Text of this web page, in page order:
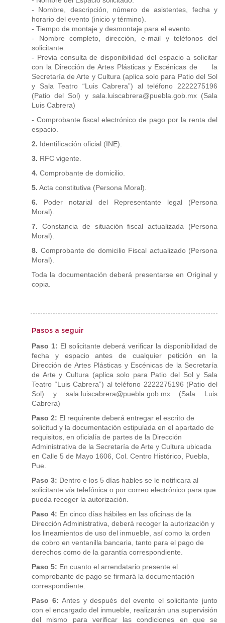
- Nombre, descripción, número de asistentes, fecha y
horario del evento (inicio y término).
- Tiempo de montaje y desmontaje para el evento.
- Nombre completo, dirección, e-mail y teléfonos del
solicitante.
- Previa consulta de disponibilidad del espacio a solicitar
con la Dirección de Artes Plásticas y Escénicas de la
Secretaría de Arte y Cultura (aplica solo para Patio del Sol
y Sala Teatro “Luis Cabrera”) al teléfono 2222275196
(Patio del Sol) y sala.luiscabrera@puebla.gob.mx (Sala
Luis Cabrera)
- Comprobante fiscal electrónico de pago por la renta del
espacio.
2. Identificación oficial (INE).
3. RFC vigente.
4. Comprobante de domicilio.
5. Acta constitutiva (Persona Moral).
6. Poder notarial del Representante legal (Persona
Moral).
7. Constancia de situación fiscal actualizada (Persona
Moral).
8. Comprobante de domicilio Fiscal actualizado (Persona
Moral).
Toda la documentación deberá presentarse en Original y
copia.
Pasos a seguir
Paso 1: El solicitante deberá verificar la disponibilidad de
fecha y espacio antes de cualquier petición en la
Dirección de Artes Plásticas y Escénicas de la Secretaría
de Arte y Cultura (aplica solo para Patio del Sol y Sala
Teatro “Luis Cabrera”) al teléfono 2222275196 (Patio del
Sol) y sala.luiscabrera@puebla.gob.mx (Sala Luis
Cabrera)
Paso 2: El requirente deberá entregar el escrito de
solicitud y la documentación estipulada en el apartado de
requisitos, en oficialía de partes de la Dirección
Administrativa de la Secretaría de Arte y Cultura ubicada
en Calle 5 de Mayo 1606, Col. Centro Histórico, Puebla,
Pue.
Paso 3: Dentro e los 5 días hables se le notificara al
solicitante vía telefónica o por correo electrónico para que
pueda recoger la autorización.
Paso 4: En cinco días hábiles en las oficinas de la
Dirección Administrativa, deberá recoger la autorización y
los lineamientos de uso del inmueble, así como la orden
de cobro en ventanilla bancaria, tanto para el pago de
derechos como de la garantía correspondiente.
Paso 5: En cuanto el arrendatario presente el
comprobante de pago se firmará la documentación
correspondiente.
Paso 6:Antes y después del evento el solicitante junto
con el encargado del inmueble, realizarán una supervisión
del mismo para verificar las condiciones en que se